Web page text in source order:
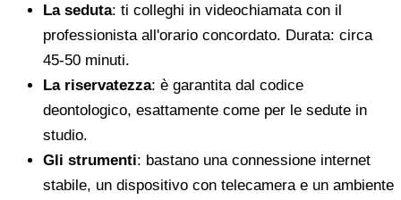
La seduta: ti colleghi in videochiamata con il
professionista all'orario concordato. Durata: circa
45-50 minuti.
La riservatezza: è garantita dal codice
deontologico, esattamente come per le sedute in
studio.
Gli strumenti: bastano una connessione internet
stabile, un dispositivo con telecamera e un ambiente